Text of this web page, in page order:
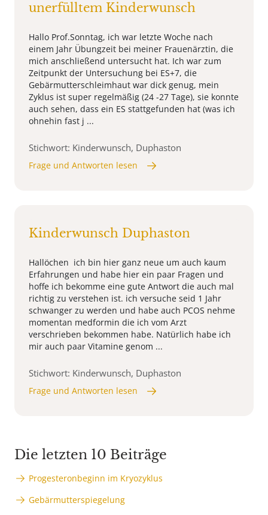
unerfülltem Kinderwunsch
Hallo Prof.Sonntag, ich war letzte Woche nach
einem Jahr Übungzeit bei meiner Frauenärztin, die
mich anschließend untersucht hat. Ich war zum
Zeitpunkt der Untersuchung bei ES+7, die
Gebärmutterschleimhaut war dick genug, mein
Zyklus ist super regelmäßig (24 -27 Tage), sie konnte
auch sehen, dass ein ES stattgefunden hat (was ich
ohnehin fast j ...
Stichwort: Kinderwunsch, Duphaston
Frage und Antworten lesen
Kinderwunsch Duphaston
Hallöchen ich bin hier ganz neue um auch kaum
Erfahrungen und habe hier ein paar Fragen und
hoffe ich bekomme eine gute Antwort die auch mal
richtig zu verstehen ist. ich versuche seid 1 Jahr
schwanger zu werden und habe auch PCOS nehme
momentan medformin die ich vom Arzt
verschrieben bekommen habe. Natürlich habe ich
mir auch paar Vitamine genom ...
Stichwort: Kinderwunsch, Duphaston
Frage und Antworten lesen
Die letzten 10 Beiträge
Progesteronbeginn im Kryozyklus
Gebärmutterspiegelung